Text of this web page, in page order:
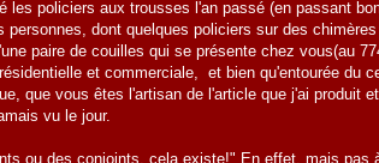
aux trousses l'an passé (en passant bon
dont quelques policiers sur des
paire de couilles qui se présente chez vous(au
et commerciale, et bien qu'entourée du
que vous êtes l'artisan de l'article que j'ai produit
vu le jour.
ou des conjoints, cela existe!" En effet, mais pas